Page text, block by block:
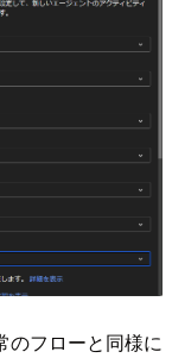
のフローと同様に